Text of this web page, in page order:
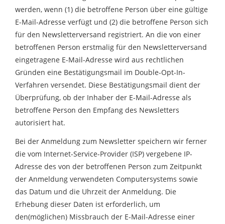
werden, wenn (1) die betroffene Person über eine gültige
E-Mail-Adresse verfügt und (2) die betroffene Person sich
für den Newsletterversand registriert. An die von einer
betroffenen Person erstmalig für den Newsletterversand
eingetragene E-Mail-Adresse wird aus rechtlichen
Gründen eine Bestätigungsmail im Double-Opt-In-
Verfahren versendet. Diese Bestätigungsmail dient der
Überprüfung, ob der Inhaber der E-Mail-Adresse als
betroffene Person den Empfang des Newsletters
autorisiert hat.
Bei der Anmeldung zum Newsletter speichern wir ferner
die vom Internet-Service-Provider (ISP) vergebene IP-
Adresse des von der betroffenen Person zum Zeitpunkt
der Anmeldung verwendeten Computersystems sowie
das Datum und die Uhrzeit der Anmeldung. Die
Erhebung dieser Daten ist erforderlich, um
den(möglichen) Missbrauch der E-Mail-Adresse einer